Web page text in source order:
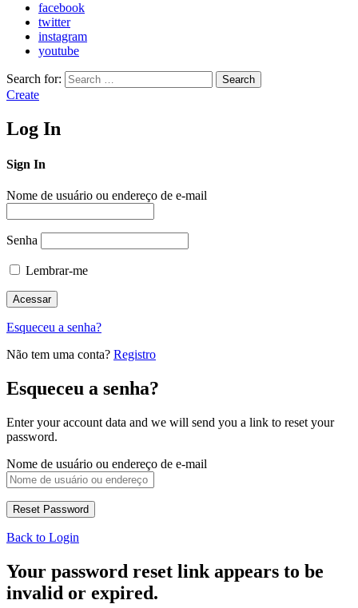
facebook
twitter
instagram
youtube
Search for: Search
Create
Log In
Sign In
Nome de usuário ou endereço de e-mail
Senha
Lembrar-me
Esqueceu a senha?
Não tem uma conta? Registro
Esqueceu a senha?
Enter your account data and we will send you a link to reset your
password.
Nome de usuário ou endereço de e-mail
Back to Login
Your password reset link appears to be
invalid or expired.